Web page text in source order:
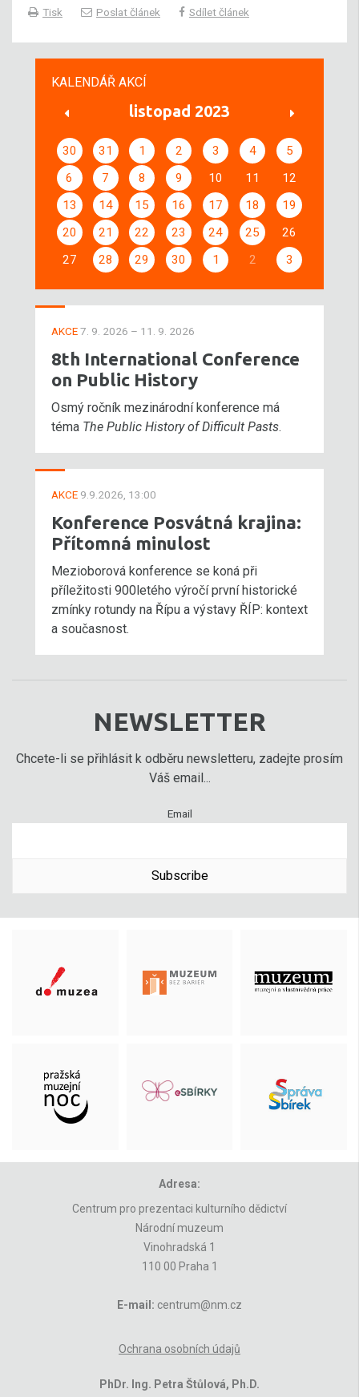
Tisk
Poslat článek Sdílet článek
KALENDÁŘ AKCÍ
listopad 2023
30 31 1 2 3 4
5
6
7 8 9 10 11
12
13
14 15 16 17 18
19
20
21 22 23 24 25
26
27
28 29 30 1 2 3
AKCE7. 9. 2026 – 11. 9. 2026
8th International Conference
on Public History
Osmý ročník mezinárodní konference má
téma The Public History of Difficult Pasts.
AKCE 9.9.2026, 13:00
Konference Posvátná krajina:
Přítomná minulost
Mezioborová konference se koná při
příležitosti 900letého výročí první historické
zmínky rotundy na Řípu a výstavy ŘÍP: kontext
a současnost.
NEWSLETTER
Chcete-li se přihlásit k odběru newsletteru, zadejte prosím
Váš email...
Email
Subscribe
Adresa:
Centrum pro prezentaci kulturního dědictví
Národní muzeum
Vinohradská 1
110 00 Praha 1
E-mail: centrum@nm.cz
Ochrana osobních údajů
PhDr. Ing. Petra Štůlová, Ph.D.